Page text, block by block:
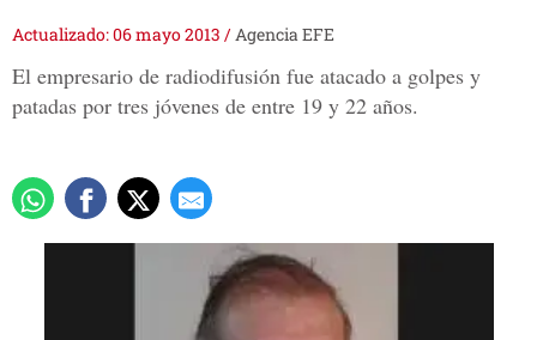
Actualizado: 06 mayo 2013 /Agencia EFE
El empresario de radiodifusión fue atacado a golpes y
patadas por tres jóvenes de entre 19 y 22 años.